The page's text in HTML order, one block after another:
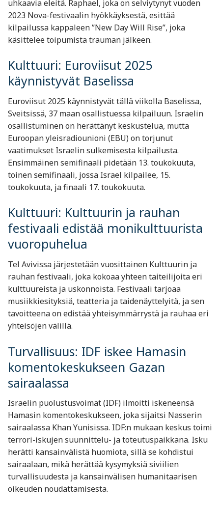
uhkaavia eleitä. Raphael, joka on selviytynyt vuoden
2023 Nova-festivaalin hyökkäyksestä, esittää
kilpailussa kappaleen ”New Day Will Rise”, joka
käsittelee toipumista trauman jälkeen.
Kulttuuri: Euroviisut 2025
käynnistyvät Baselissa
Euroviisut 2025 käynnistyvät tällä viikolla Baselissa,
Sveitsissä, 37 maan osallistuessa kilpailuun. Israelin
osallistuminen on herättänyt keskustelua, mutta
Euroopan yleisradiounioni (EBU) on torjunut
vaatimukset Israelin sulkemisesta kilpailusta.
Ensimmäinen semifinaali pidetään 13. toukokuuta,
toinen semifinaali, jossa Israel kilpailee, 15.
toukokuuta, ja finaali 17. toukokuuta.
Kulttuuri: Kulttuurin ja rauhan
festivaali edistää monikulttuurista
vuoropuhelua
Tel Avivissa järjestetään vuosittainen Kulttuurin ja
rauhan festivaali, joka kokoaa yhteen taiteilijoita eri
kulttuureista ja uskonnoista. Festivaali tarjoaa
musiikkiesityksiä, teatteria ja taidenäyttelyitä, ja sen
tavoitteena on edistää yhteisymmärrystä ja rauhaa eri
yhteisöjen välillä.
Turvallisuus: IDF iskee Hamasin
komentokeskukseen Gazan
sairaalassa
Israelin puolustusvoimat (IDF) ilmoitti iskeneensä
Hamasin komentokeskukseen, joka sijaitsi Nasserin
sairaalassa Khan Yunisissa. IDF:n mukaan keskus toimi
terrori-iskujen suunnittelu- ja toteutuspaikkana. Isku
herätti kansainvälistä huomiota, sillä se kohdistui
sairaalaan, mikä herättää kysymyksiä siviilien
turvallisuudesta ja kansainvälisen humanitaarisen
oikeuden noudattamisesta.